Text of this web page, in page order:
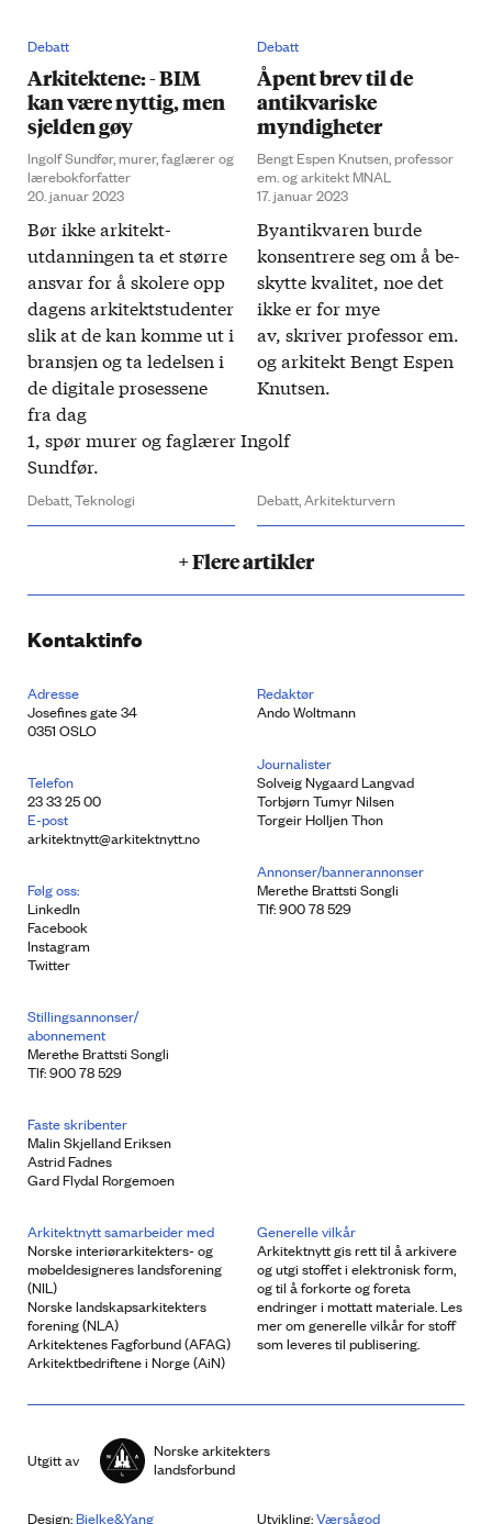
Debatt
Arkitektene: - BIM
kan være nyttig, men
sjelden gøy
Ingolf Sundfør, murer, faglærer og
lærebokforfatter
20. januar 2023
​Bør ikke arkitekt­
utdanningen ta et større
ansvar for å skolere opp
dagens arkitekt­studenter
slik at de kan komme ut i
bransjen og ta ledelsen i
de digitale prosessene
fra dag
1, spør murer og faglærer Ingolf
Sundfør.​
Debatt,Teknologi
Debatt
Åpent brev til de
antikvariske
myndigheter
Bengt Espen Knutsen, professor
em. og arkitekt MNAL
17. januar 2023
By­antikvaren burde
konsentrere seg om å be­
skytte kvalitet, noe det
ikke er for mye
av, skriver professor em.
og arkitekt Bengt Espen
Knutsen.​
Debatt,Arkitekturvern
+ Flere artikler
Kontaktinfo
Adresse
Josefines gate 34
0351 OSLO
Telefon
23 33 25 00
E-post
arkitektnytt@arkitektnytt.no
Følg oss:
LinkedIn
Facebook
Instagram
Twitter
Redaktør
Ando Woltmann
Journalister
Solveig Nygaard Langvad
Torbjørn Tumyr Nilsen
Torgeir Holljen Thon
Annonser/bannerannonser
Merethe Brattsti Songli
Tlf: 900 78 529
Stillingsannonser/
abonnement
Merethe Brattsti Songli
Tlf: 900 78 529
Faste skribenter
Malin Skjelland Eriksen
Astrid Fadnes
Gard Flydal Rorgemoen
Arkitektnytt samarbeider med
Norske interiørarkitekters- og
møbeldesigneres landsforening
(NIL)
Norske landskapsarkitekters
forening (NLA)
Arkitektenes Fagforbund (AFAG)
Arkitektbedriftene i Norge (AiN)
Generelle vilkår
Arkitektnytt gis rett til å arkivere
og utgi stoffet i elektronisk form,
og til å forkorte og foreta
endringer i mottatt materiale. Les
mer om generelle vilkår for stoff
som leveres til publisering.
Utgitt av
Norske arkitekters
landsforbund
Design:Bielke&Yang Utvikling:Værsågod